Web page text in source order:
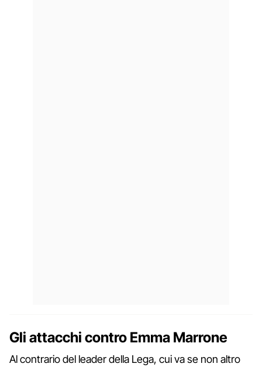
Gli attacchi contro Emma Marrone
Al contrario del leader della Lega, cui va se non altro